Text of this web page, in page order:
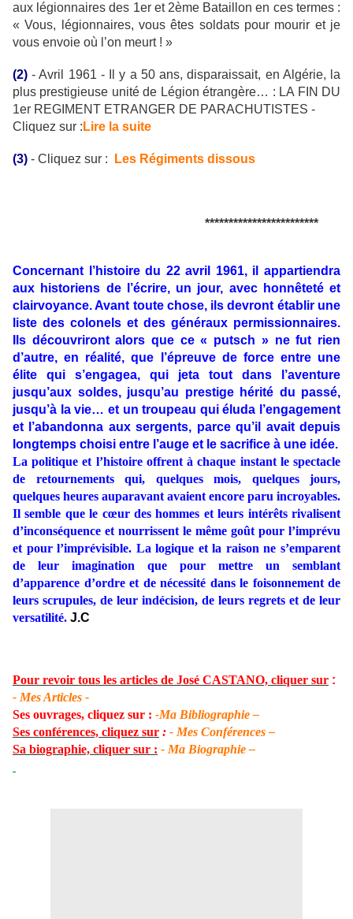
aux légionnaires des 1er et 2ème Bataillon en ces termes :
« Vous, légionnaires, vous êtes soldats pour mourir et je
vous envoie où l’on meurt ! »
(2) - Avril 1961 - Il y a 50 ans, disparaissait, en Algérie, la
plus prestigieuse unité de Légion étrangère… : LA FIN DU
1er REGIMENT ETRANGER DE PARACHUTISTES -
Cliquez sur : Lire la suite
(3) - Cliquez sur : Les Régiments dissous
************************
Concernant l’histoire du 22 avril 1961, il appartiendra
aux historiens de l’écrire, un jour, avec honnêteté et
clairvoyance. Avant toute chose, ils devront établir une
liste des colonels et des généraux permissionnaires.
Ils découvriront alors que ce « putsch » ne fut rien
d’autre, en réalité, que l’épreuve de force entre une
élite qui s’engagea, qui jeta tout dans l’aventure
jusqu’aux soldes, jusqu’au prestige hérité du passé,
jusqu’à la vie… et un troupeau qui éluda l’engagement
et l’abandonna aux sergents, parce qu’il avait depuis
longtemps choisi entre l’auge et le sacrifice à une idée.
La politique et l’histoire offrent à chaque instant le spectacle
de retournements qui, quelques mois, quelques jours,
quelques heures auparavant avaient encore paru incroyables.
Il semble que le cœur des hommes et leurs intérêts rivalisent
d’inconséquence et nourrissent le même goût pour l’imprévu
et pour l’imprévisible. La logique et la raison ne s’emparent
de leur imagination que pour mettre un semblant
d’apparence d’ordre et de nécessité dans le foisonnement de
leurs scrupules, de leur indécision, de leurs regrets et de leur
versatilité. J.C
Pour revoir tous les articles de José CASTANO, cliquer sur :
- Mes Articles -
Ses ouvrages, cliquez sur : -Ma Bibliographie –
Ses conférences, cliquez sur : - Mes Conférences –
Sa biographie, cliquer sur : - Ma Biographie –